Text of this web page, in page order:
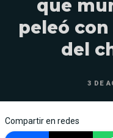
que
peleó
del
3 DE
Compartir en redes